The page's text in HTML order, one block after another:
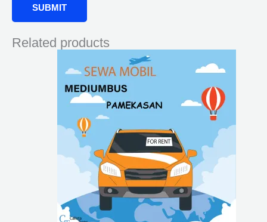
Related products